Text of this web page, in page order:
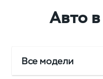
Авто
Все модели